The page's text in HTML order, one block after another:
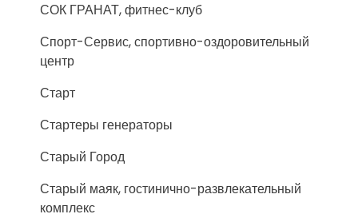
СОК ГРАНАТ, фитнес-клуб
Спорт-Сервис, спортивно-оздоровительный
центр
Старт
Стартеры генераторы
Старый Город
Старый маяк, гостинично-развлекательный
комплекс